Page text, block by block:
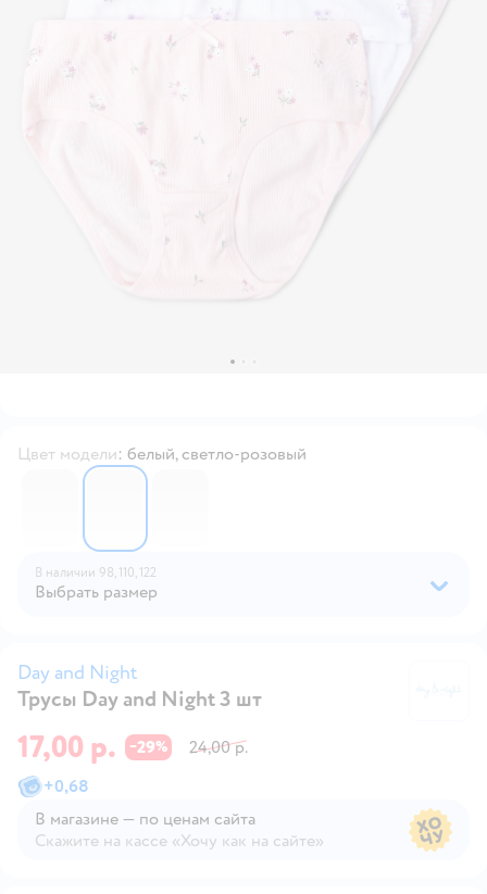
Цвет модели: белый, светло-розовый
66910256691024
В наличии 98, 110, 122
Выбрать размер
Day and Night
Трусы Day and Night 3 шт
17,00 р. −29%
24,00 р.
+0,68
В магазине — по ценам сайта
Скажите на кассе «Хочу как на сайте»